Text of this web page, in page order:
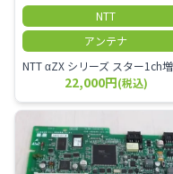
NTT
アンテナ
22,000円(税込)